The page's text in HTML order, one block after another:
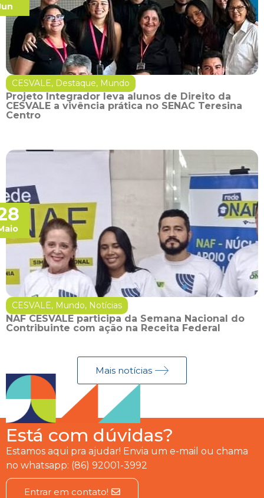
CESVALE, Destaque, Mundo
Projeto Integrador leva alunos de Direito da
CESVALE a vivência prática no SENAC Teresina
Centro
CESVALE, Mundo, Notícias
NAF CESVALE participa da Semana Nacional do
Contribuinte com ação na Receita Federal
Mais notícias
Está com dúvidas?
Estamos aqui pra ajudar! Envia um e-mail ou chama
no whatsapp: (86) 92001-3992
Entrar em contato!